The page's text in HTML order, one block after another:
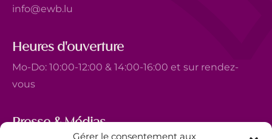
Gérer le consentement aux
info@ewb.lu
Heures d'ouverture
Mo-Do: 10:00-12:00 & 14:00-16:00 et sur rendez-
vous
Presse & Médias